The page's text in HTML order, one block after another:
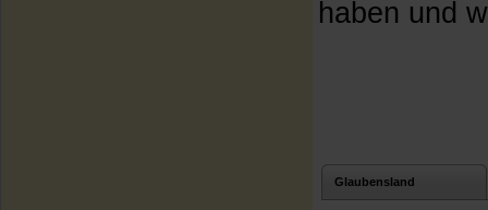
haben und
Glaubensland